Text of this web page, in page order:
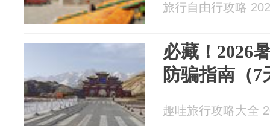
旅行自由行攻略
必藏！2026
防骗指南（7
趣哇旅行攻略大全